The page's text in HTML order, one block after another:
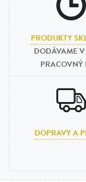
PRODUKTY
DODÁVAME
PRACOVNÝ
DOPRAVY A